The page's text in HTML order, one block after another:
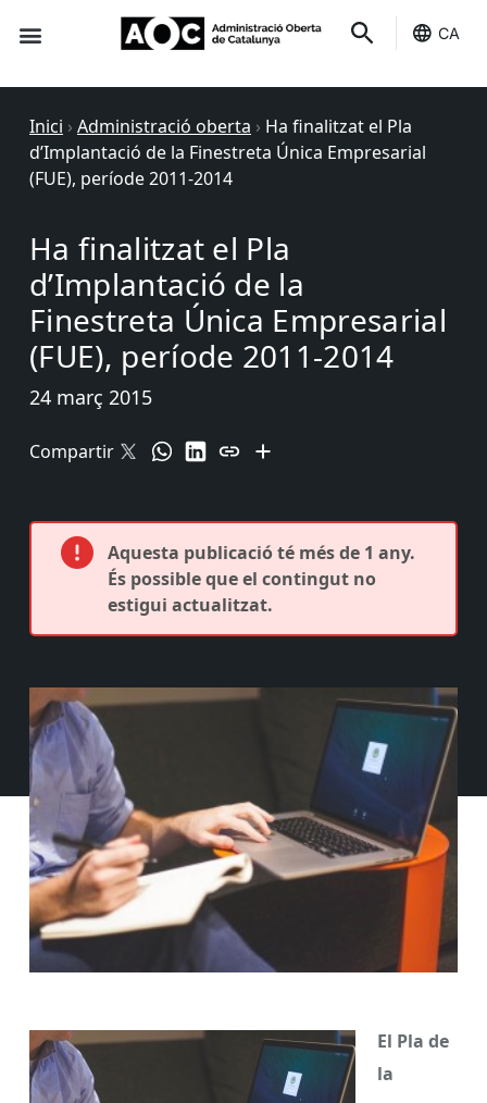
CA
Inici › Administració oberta › Ha finalitzat el Pla
d’Implantació de la Finestreta Única Empresarial
(FUE), període 2011-2014
Ha finalitzat el Pla
d’Implantació de la
Finestreta Única Empresarial
(FUE), període 2011-2014
24 març 2015
Compartir
Aquesta publicació té més de 1 any.
És possible que el contingut no
estigui actualitzat.
El Pla de
la